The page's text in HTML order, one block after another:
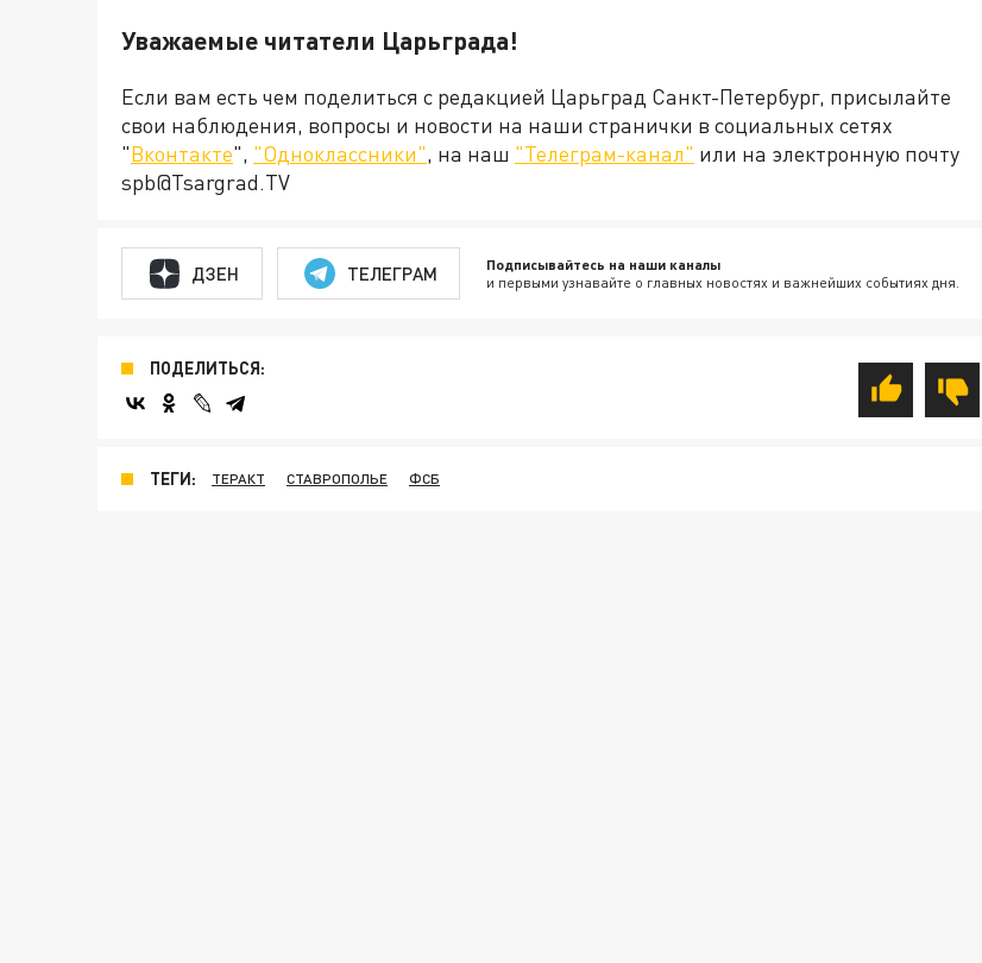
Уважаемые читатели Царьграда!
Если вам есть чем поделиться с редакцией Царьград Санкт-Петербург, присылайте
свои наблюдения, вопросы и новости на наши странички в социальных сетях
"Вконтакте", "Одноклассники", на наш "Телеграм-канал" или на электронную почту
spb@Tsargrad.TV
ДЗЕН ТЕЛЕГРАМ Подписывайтесь на наши каналы
и первыми узнавайте о главных новостях и важнейших событиях дня.
ПОДЕЛИТЬСЯ:
ТЕГИ: ТЕРАКТ СТАВРОПОЛЬЕ ФСБ